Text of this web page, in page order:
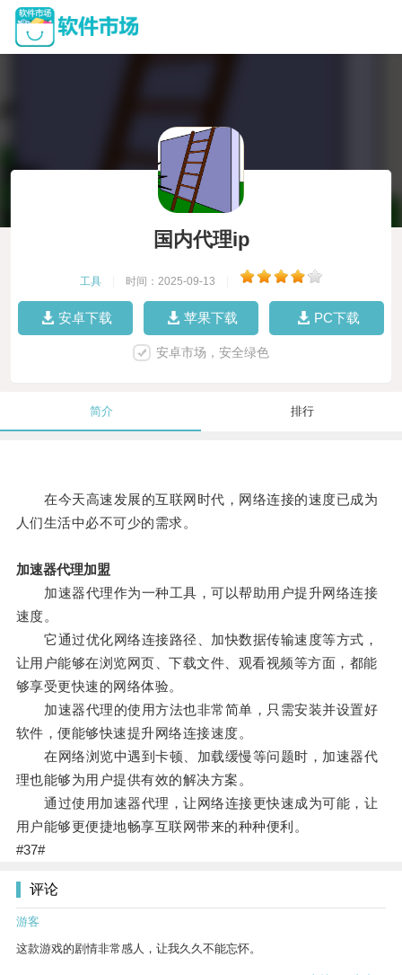
国内代理ip
工具 时间：2025-09-13
安卓下载 苹果下载 PC下载
安卓市场，安全绿色
简介 排行
在今天高速发展的互联网时代，网络连接的速度已成为
人们生活中必不可少的需求。
加速器代理加盟
加速器代理作为一种工具，可以帮助用户提升网络连接
速度。
它通过优化网络连接路径、加快数据传输速度等方式，
让用户能够在浏览网页、下载文件、观看视频等方面，都能
够享受更快速的网络体验。
加速器代理的使用方法也非常简单，只需安装并设置好
软件，便能够快速提升网络连接速度。
在网络浏览中遇到卡顿、加载缓慢等问题时，加速器代
理也能够为用户提供有效的解决方案。
通过使用加速器代理，让网络连接更快速成为可能，让
用户能够更便捷地畅享互联网带来的种种便利。
#37#
评论
游客
这款游戏的剧情非常感人，让我久久不能忘怀。